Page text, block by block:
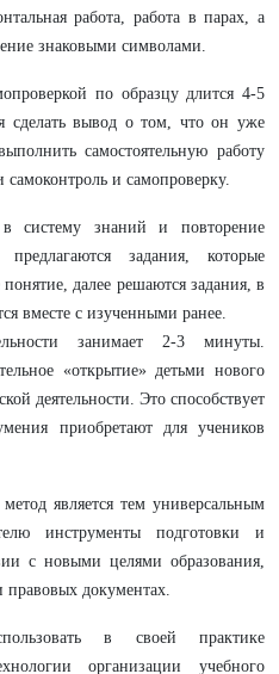
работа, ​​​​​​​работа в парах, а
знаковыми символами.
по образцу длится 4-5
сделать вывод о том, что он уже
самостоятельную работу
и самопроверку.
систему знаний и повторение
задания, которые
далее решаются задания, в
вместе с изученными ранее.
занимает 2-3 минуты.
«открытие» детьми нового
деятельности. Это способствует
приобретают для учеников
является тем универсальным
инструменты подготовки и
с новыми целями образования,
документах.
в своей практике
организации учебного